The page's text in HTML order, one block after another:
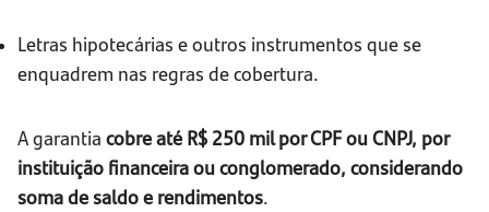
Letras hipotecárias e outros instrumentos que se
enquadrem nas regras de cobertura.
A garantia cobre até R$ 250 mil por CPF ou CNPJ, por
instituição financeira ou conglomerado, considerando
soma de saldo e rendimentos.